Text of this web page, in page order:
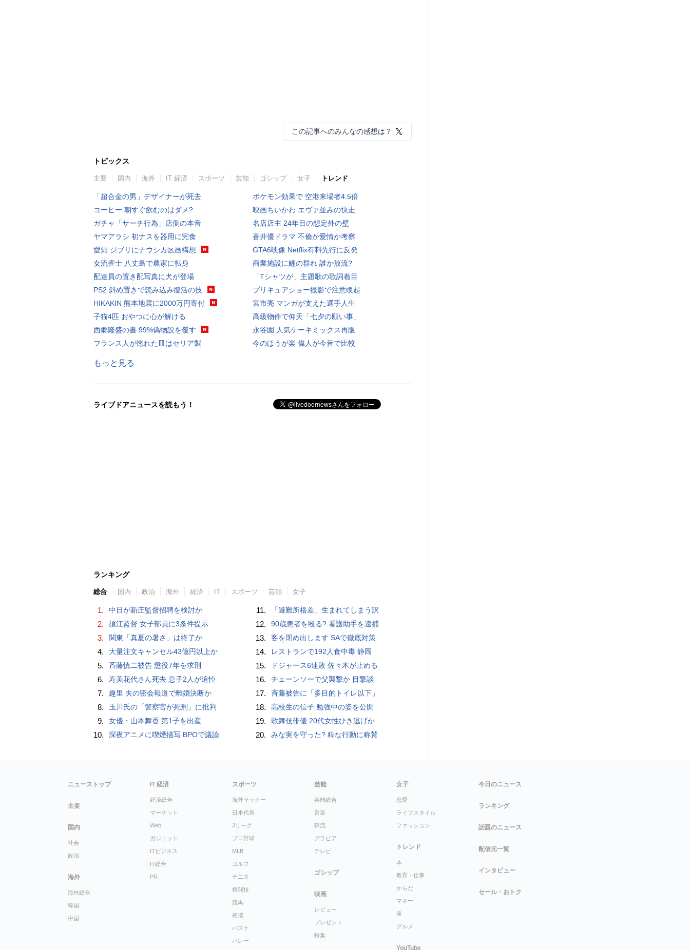
この記事へのみんなの感想は？
トピックス
主要 国内 海外 IT 経済 スポーツ 芸能 ゴシップ 女子 トレンド
「超合金の男」デザイナーが死去
コーヒー 朝すぐ飲むのはダメ?
ガチャ「サーチ行為」店側の本音
ヤマアラシ 初ナスを器用に完食
愛知 ジブリにナウシカ区画構想
女流雀士 八丈島で農家に転身
配達員の置き配写真に犬が登場
PS2 斜め置きで読み込み復活の技
HIKAKIN 熊本地震に2000万円寄付
子猫4匹 おやつに心が解ける
西郷隆盛の書 99%偽物説を覆す
フランス人が惚れた皿はセリア製
ポケモン効果で 空港来場者4.5倍
映画ちいかわ エヴァ並みの快走
名店店主 24年目の想定外の壁
蒼井優ドラマ 不倫か愛情か考察
GTA6映像 Netflix有料先行に反発
商業施設に鯉の群れ 誰か放流?
「Tシャツが」主題歌の歌詞着目
プリキュアショー撮影で注意喚起
宮市亮 マンガが支えた選手人生
高級物件で仰天「七夕の願い事」
永谷園 人気ケーキミックス再販
今のほうが楽 偉人が今昔で比較
もっと見る
ライブドアニュースを読もう！
ランキング
総合 国内 政治 海外 経済 IT スポーツ 芸能 女子
1. 中日が新庄監督招聘を検討か
2. 須江監督 女子部員に3条件提示
3. 関東「真夏の暑さ」は終了か
4. 大量注文キャンセル43億円以上か
5. 斉藤慎二被告 懲役7年を求刑
6. 寿美花代さん死去 息子2人が追悼
7. 趣里 夫の密会報道で離婚決断か
8. 玉川氏の「警察官が死刑」に批判
9. 女優・山本舞香 第1子を出産
10. 深夜アニメに喫煙描写 BPOで議論
11. 「避難所格差」生まれてしまう訳
12. 90歳患者を殴る? 看護助手を逮捕
13. 客を閉め出します SAで徹底対策
14. レストランで192人食中毒 静岡
15. ドジャース6連敗 佐々木が止める
16. チェーンソーで父襲撃か 目撃談
17. 斉藤被告に「多目的トイレ以下」
18. 高校生の信子 勉強中の姿を公開
19. 歌舞伎俳優 20代女性ひき逃げか
20. みな実を守った? 粋な行動に称賛
ニューストップ
主要
国内
社会
政治
海外
海外総合
韓国
中国
IT 経済
経済総合
マーケット
Web
ガジェット
ITビジネス
IT総合
PR
スポーツ
海外サッカー
日本代表
Jリーグ
プロ野球
MLB
ゴルフ
テニス
格闘技
競馬
相撲
バスケ
バレー
芸能
芸能総合
音楽
韓流
グラビア
テレビ
ゴシップ
映画
レビュー
プレゼント
特集
女子
恋愛
ライフスタイル
ファッション
トレンド
本
教育・仕事
からだ
マネー
車
グルメ
YouTube
今日のニュース
ランキング
話題のニュース
配信元一覧
インタビュー
セール・おトク